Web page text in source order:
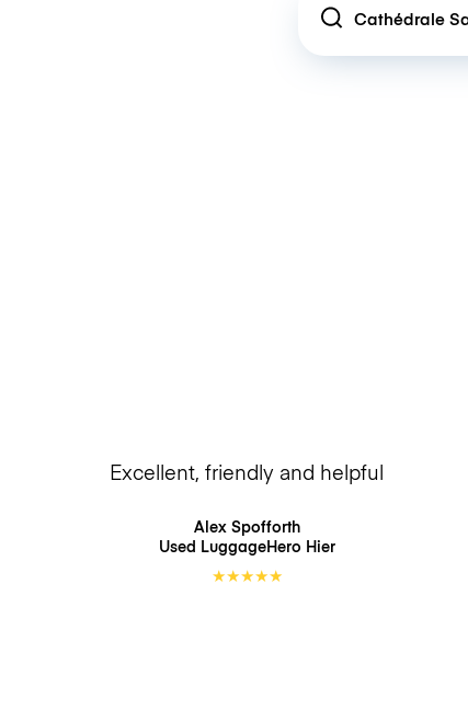
Location
Excellent, friendly and helpful
Alex Spofforth
Used LuggageHero Hier
★★★★★